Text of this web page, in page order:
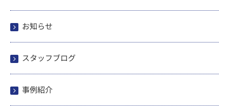
お知らせ
スタッフブログ
事例紹介